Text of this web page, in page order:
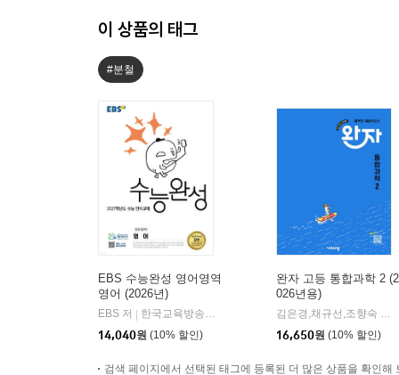
이 상품의 태그
#분철
EBS 수능완성 영어영역
영어 (2026년)
EBS 저
한국교육방송공사
14,040원 (10% 할인)
완자 고등 통합과학 2 (2
026년용)
김은경,채규선,조향숙 등저
16,650원 (10% 할인)
검색 페이지에서 선택된 태그에 등록된 더 많은 상품을 확인해